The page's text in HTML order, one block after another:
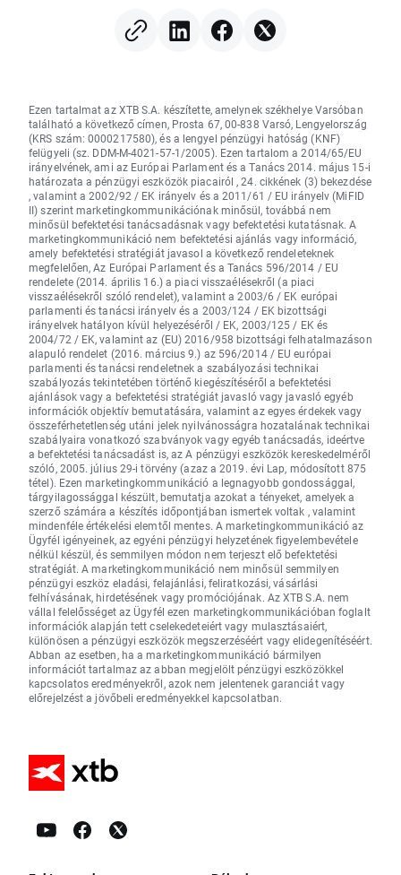
eredményeire
Ezen tartalmat az XTB S.A. készítette, amelynek székhelye Varsóban
található a következő címen, Prosta 67, 00-838 Varsó, Lengyelország
(KRS szám: 0000217580), és a lengyel pénzügyi hatóság (KNF)
felügyeli (sz. DDM-M-4021-57-1/2005). Ezen tartalom a 2014/65/EU
irányelvének, ami az Európai Parlament és a Tanács 2014. május 15-i
határozata a pénzügyi eszközök piacairól , 24. cikkének (3) bekezdése
, valamint a 2002/92 / EK irányelv és a 2011/61 / EU irányelv (MiFID
II) szerint marketingkommunikációnak minősül, továbbá nem
minősül befektetési tanácsadásnak vagy befektetési kutatásnak. A
marketingkommunikáció nem befektetési ajánlás vagy információ,
amely befektetési stratégiát javasol a következő rendeleteknek
megfelelően, Az Európai Parlament és a Tanács 596/2014 / EU
rendelete (2014. április 16.) a piaci visszaélésekről (a piaci
visszaélésekről szóló rendelet), valamint a 2003/6 / EK európai
parlamenti és tanácsi irányelv és a 2003/124 / EK bizottsági
irányelvek hatályon kívül helyezéséről / EK, 2003/125 / EK és
2004/72 / EK, valamint az (EU) 2016/958 bizottsági felhatalmazáson
alapuló rendelet (2016. március 9.) az 596/2014 / EU európai
parlamenti és tanácsi rendeletnek a szabályozási technikai
szabályozás tekintetében történő kiegészítéséről a befektetési
ajánlások vagy a befektetési stratégiát javasló vagy javasló egyéb
információk objektív bemutatására, valamint az egyes érdekek vagy
összeférhetetlenség utáni jelek nyilvánosságra hozatalának technikai
szabályaira vonatkozó szabványok vagy egyéb tanácsadás, ideértve
a befektetési tanácsadást is, az A pénzügyi eszközök kereskedelméről
szóló, 2005. július 29-i törvény (azaz a 2019. évi Lap, módosított 875
tétel). Ezen marketingkommunikáció a legnagyobb gondossággal,
tárgyilagossággal készült, bemutatja azokat a tényeket, amelyek a
szerző számára a készítés időpontjában ismertek voltak , valamint
mindenféle értékelési elemtől mentes. A marketingkommunikáció az
Ügyfél igényeinek, az egyéni pénzügyi helyzetének figyelembevétele
nélkül készül, és semmilyen módon nem terjeszt elő befektetési
stratégiát. A marketingkommunikáció nem minősül semmilyen
pénzügyi eszköz eladási, felajánlási, feliratkozási, vásárlási
felhívásának, hirdetésének vagy promóciójának. Az XTB S.A. nem
vállal felelősséget az Ügyfél ezen marketingkommunikációban foglalt
információk alapján tett cselekedeteiért vagy mulasztásaiért,
különösen a pénzügyi eszközök megszerzéséért vagy elidegenítéséért.
Abban az esetben, ha a marketingkommunikáció bármilyen
információt tartalmaz az abban megjelölt pénzügyi eszközökkel
kapcsolatos eredményekről, azok nem jelentenek garanciát vagy
előrejelzést a jövőbeli eredményekkel kapcsolatban.